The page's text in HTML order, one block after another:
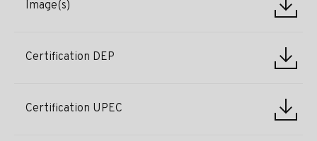
Image(s)
Certification DEP
Certification UPEC